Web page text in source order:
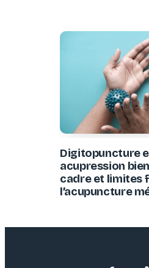
Digitopuncture
acupression
cadre et limites
l’acupuncture